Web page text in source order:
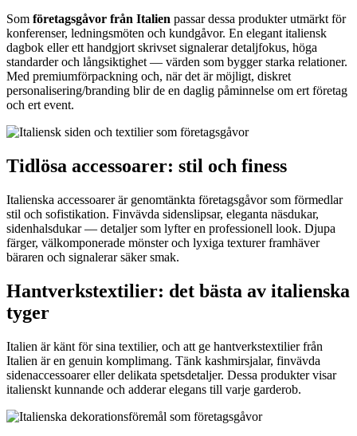
Som företagsgåvor från Italien passar dessa produkter utmärkt för
konferenser, ledningsmöten och kundgåvor. En elegant italiensk
dagbok eller ett handgjort skrivset signalerar detaljfokus, höga
standarder och långsiktighet — värden som bygger starka relationer.
Med premiumförpackning och, när det är möjligt, diskret
personalisering/branding blir de en daglig påminnelse om ert företag
och ert event.
Tidlösa accessoarer: stil och finess
Italienska accessoarer är genomtänkta företagsgåvor som förmedlar
stil och sofistikation. Finvävda sidenslipsar, eleganta näsdukar,
sidenhalsdukar — detaljer som lyfter en professionell look. Djupa
färger, välkomponerade mönster och lyxiga texturer framhäver
bäraren och signalerar säker smak.
Hantverkstextilier: det bästa av italienska
tyger
Italien är känt för sina textilier, och att ge hantverkstextilier från
Italien är en genuin komplimang. Tänk kashmirsjalar, finvävda
sidenaccessoarer eller delikata spetsdetaljer. Dessa produkter visar
italienskt kunnande och adderar elegans till varje garderob.